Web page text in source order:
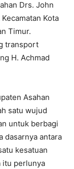
Drs. John
Kota
Timur.
transport
H. Achmad
Asahan
satu wujud
untuk berbagi
dasarnya antara
kesatuan
itu perlunya